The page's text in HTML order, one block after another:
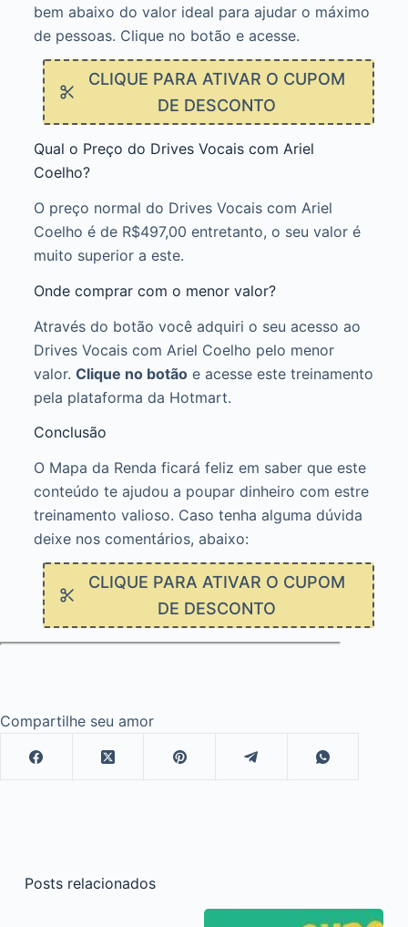
bem abaixo do valor ideal para ajudar o máximo
de pessoas. Clique no botão e acesse.
CLIQUE PARA ATIVAR O CUPOM
DE DESCONTO
Qual o Preço do Drives Vocais com Ariel
Coelho?
O preço normal do Drives Vocais com Ariel
Coelho é de R$497,00 entretanto, o seu valor é
muito superior a este.
Onde comprar com o menor valor?
Através do botão você adquiri o seu acesso ao
Drives Vocais com Ariel Coelho pelo menor
valor. Clique no botãoe acesse este treinamento
pela plataforma da Hotmart.
Conclusão
O Mapa da Renda ficará feliz em saber que este
conteúdo te ajudou a poupar dinheiro com estre
treinamento valioso. Caso tenha alguma dúvida
deixe nos comentários, abaixo:
CLIQUE PARA ATIVAR O CUPOM
DE DESCONTO
Compartilhe seu amor
Posts relacionados